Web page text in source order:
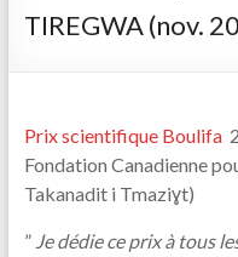
TIREGWA (nov.
Prix scientifique Boulifa
Fondation Canadienne
Takanadit i Tmaziɣt)
” Je dédie ce prix à tous